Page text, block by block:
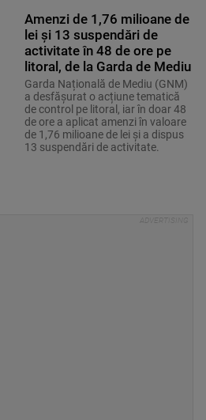
Amenzi de 1,76 milioane de
lei și 13 suspendări de
activitate în 48 de ore pe
litoral, de la Garda de Mediu
Garda Națională de Mediu (GNM)
a desfășurat o acțiune tematică
de control pe litoral, iar în doar 48
de ore a aplicat amenzi în valoare
de 1,76 milioane de lei și a dispus
13 suspendări de activitate.